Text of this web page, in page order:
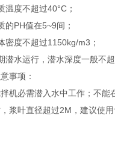
温度不超过40°C；
的PH值在5~9间；
密度不超过1150kg/m3；
潜水运行，潜水深度一般不超
事项：
机必需潜入水中工作；不能
浆叶直径超过2M，建议使用
水下